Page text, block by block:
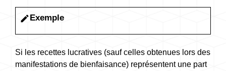
editExemple
Si les recettes lucratives (sauf celles obtenues lors des
manifestations de bienfaisance) représentent une part